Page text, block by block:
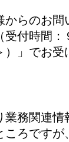
らのお問
受付時間
）」でお受
務関連情
ころですが